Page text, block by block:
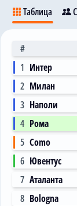
Таблица
#
1 Интер
2 Милан
3 Наполи
4 Рома
5 Como
6 Ювентус
7 Аталанта
8 Bologna